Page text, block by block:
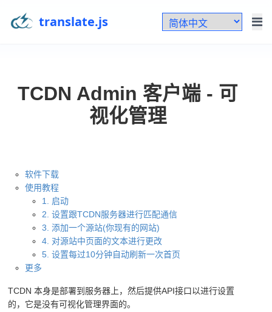
translate.js
TCDN Admin 客户端 - 可
视化管理
软件下载
使用教程
1. 启动
2. 设置跟TCDN服务器进行匹配通信
3. 添加一个源站(你现有的网站)
4. 对源站中页面的文本进行更改
5. 设置每过10分钟自动刷新一次首页
更多
TCDN 本身是部署到服务器上，然后提供API接口以进行设置
的，它是没有可视化管理界面的。